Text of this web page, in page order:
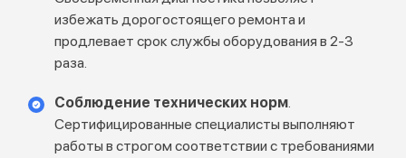
избежать дорогостоящего ремонта и
продлевает срок службы оборудования в 2-3
раза.
Соблюдение технических норм.
Сертифицированные специалисты выполняют
работы в строгом соответствии с требованиями